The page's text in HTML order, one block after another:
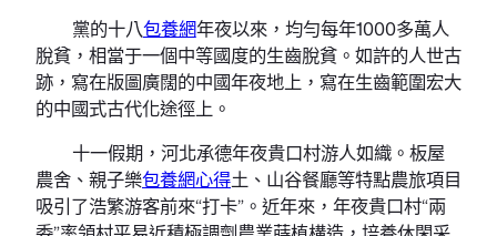
黨的十八包養網年夜以來，均勻每年1000多萬人
脫貧，相當于一個中等國度的生齒脫貧。如許的人世古
跡，寫在版圖廣闊的中國年夜地上，寫在生齒範圍宏大
的中國式古代化途徑上。
十一假期，河北承德年夜貴口村游人如織。板屋
農舍、親子樂包養網心得土、山谷餐廳等特點農旅項目
吸引了浩繁游客前來“打卡”。近年來，年夜貴口村“兩